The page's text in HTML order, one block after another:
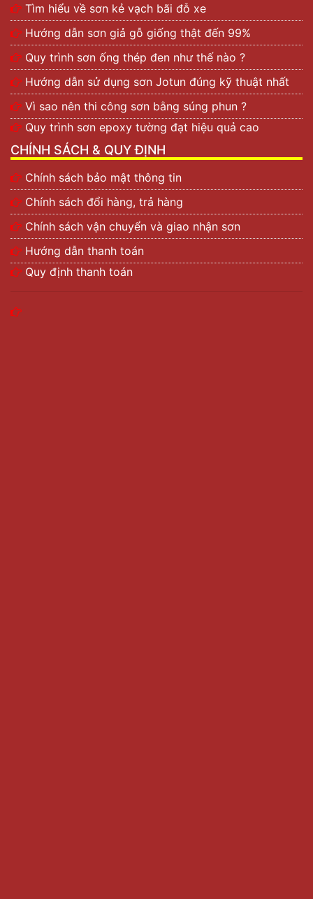
Tìm hiểu về sơn kẻ vạch bãi đỗ xe
Hướng dẫn sơn giả gỗ giống thật đến 99%
Quy trình sơn ống thép đen như thế nào ?
Hướng dẫn sử dụng sơn Jotun đúng kỹ thuật nhất
Vì sao nên thi công sơn bằng súng phun ?
Quy trình sơn epoxy tường đạt hiệu quả cao
CHÍNH SÁCH & QUY ĐỊNH
Chính sách bảo mật thông tin
Chính sách đổi hàng, trả hàng
Chính sách vận chuyển và giao nhận sơn
Hướng dẫn thanh toán
Quy định thanh toán